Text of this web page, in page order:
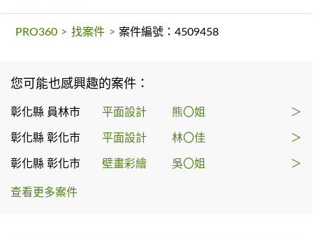
PRO360 > 找案件 > 案件編號：4509458
您可能也感興趣的案件：
彰化縣 員林市 平面設計 熊〇姐 ＞
彰化縣 彰化市 平面設計 林〇佳 ＞
彰化縣 彰化市 壁畫彩繪 吳〇姐 ＞
查看更多案件